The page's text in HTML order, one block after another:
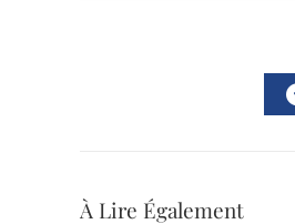
À Lire Également